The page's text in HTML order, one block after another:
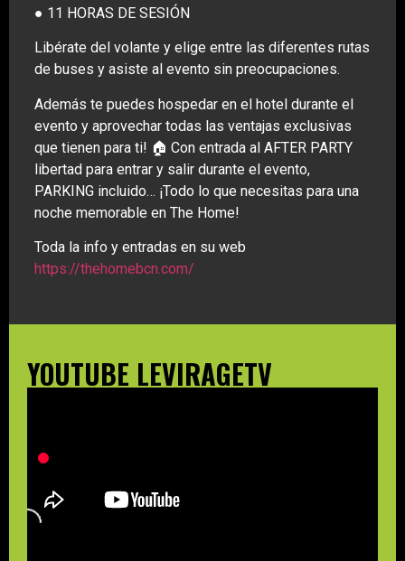
● 11 HORAS DE SESIÓN
Libérate del volante y elige entre las diferentes rutas
de buses y asiste al evento sin preocupaciones.
Además te puedes hospedar en el hotel durante el
evento y aprovechar todas las ventajas exclusivas
que tienen para ti! 🏠 Con entrada al AFTER PARTY
libertad para entrar y salir durante el evento,
PARKING incluido… ¡Todo lo que necesitas para una
noche memorable en The Home!
Toda la info y entradas en su web
https://thehomebcn.com/
YOUTUBE LEVIRAGETV